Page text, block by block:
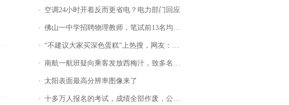
空调24小时开着反而更省电？电力部门回应
佛山一中学招聘物理教师，笔试前13名均遭淘汰？教育局：已叫停招聘，成立调查组全面核查
“不建议大家买深色蛋糕”上热搜，网友：天塌了！
南航一航班疑向乘客发放西梅汁，致多名乘客在飞行途中排队上厕所！乘客：机上100多人只有2个厕所；客服回应：并非每架飞机都会发放西梅汁
太阳表面最高分辨率图像来了
十多万人报名的考试，成绩全部作废，公平么？